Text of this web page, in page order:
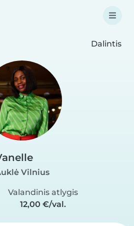
Dalintis
Vilnius
Valandinis atlygis
12,00 €/val.